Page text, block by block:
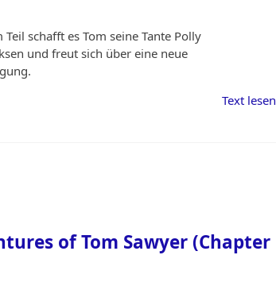
Teil schafft es Tom seine Tante Polly
und freut sich über eine neue
Text lesen
of Tom Sawyer (Chapter